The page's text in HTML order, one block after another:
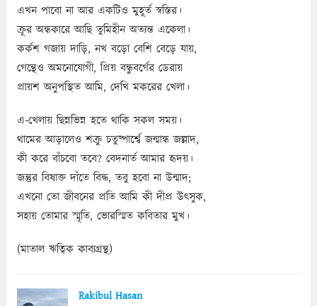
এখন পাবো না আর একটিও মুহূর্ত স্বস্তির।
ক্রূর অন্ধকারে আছি তুমিহীন অত্যন্ত একেলা।
কর্কশ গজায় দাড়ি, নখ বড়ো বেশি বেড়ে যায়,
গেন্থেও অমনোযোগী, প্রিয় বন্ধুবর্গের ডেরায়
প্রায়শ অনুপস্থিত আমি, দেখি মকরের খেলা।
এ-খেলায় ছিন্নভিন্ন হতে থাকি সকল সময়।
থামের আড়ালেও শক্রু চতুষ্পার্শ্বে জন্মান্ধ জল্লাদ,
কী করে বাঁচবো তবে? বেদনার্ত আমার হৃদয়।
জন্তুর বিষাক্ত দাঁতে বিদ্ধ, তবু হবো না উন্মাদ;
এখনো তো জীবনের প্রতি আমি কী দীপ্র উৎসুক,
সহায় তোমার স্মৃতি, ভোরস্মিত কবিতার মুখ।
(মাতাল ঋত্বিক কাব্যগ্রন্থ)
Rakibul Hasan